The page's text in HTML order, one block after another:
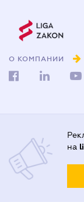
О КОМПАНИИ
на